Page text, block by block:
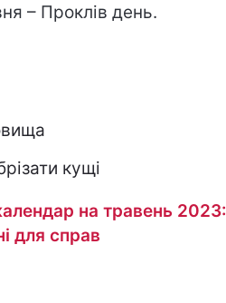
– Проклів день.
кущі
на травень 2023:
для справ